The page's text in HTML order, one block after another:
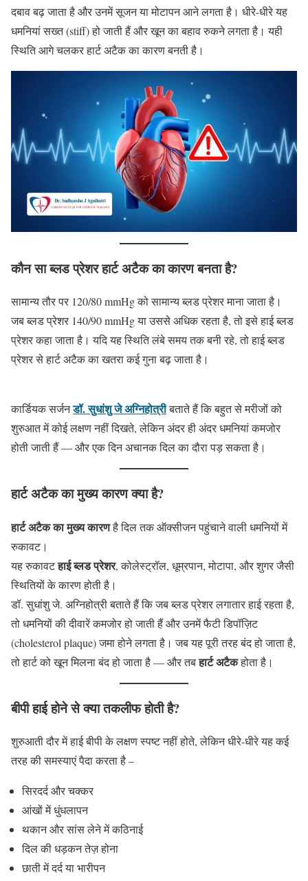
दबाव बढ़ जाता है और उनमें सूजन या मोटापन आने लगता है। धीरे-धीरे यह
धमनियां सख्त (stiff) हो जाती हैं और खून का बहाव रुकने लगता है। यही
स्थिति आगे चलकर हार्ट अटैक का कारण बनती है।
कौन सा ब्लड प्रेशर हार्ट अटैक का कारण बनता है?
सामान्य तौर पर 120/80 mmHg को सामान्य ब्लड प्रेशर माना जाता है।
जब ब्लड प्रेशर 140/90 mmHg या उससे अधिक रहता है, तो इसे हाई ब्लड
प्रेशर कहा जाता है। यदि यह स्थिति लंबे समय तक बनी रहे, तो हाई ब्लड
प्रेशर से हार्ट अटैक का खतरा कई गुना बढ़ जाता है।
कार्डियक सर्जनडॉ. सुधांशु जे अग्निहोत्रीबताते हैं कि बहुत से मरीजों को
शुरुआत में कोई लक्षण नहीं दिखते, लेकिन अंदर ही अंदर धमनियां कमजोर
होती जाती हैं — और एक दिन अचानक दिल का दौरा पड़ सकता है।
हार्ट अटैक का मुख्य कारण क्या है?
हार्ट अटैक का मुख्य कारणहै दिल तक ऑक्सीजन पहुंचाने वाली धमनियों में
रुकावट।
यह रुकावटहाई ब्लड प्रेशर, कोलेस्ट्रॉल, धूम्रपान, मोटापा, और शुगर जैसी
स्थितियों के कारण होती है।
डॉ. सुधांशु जे. अग्निहोत्री बताते हैं कि जब ब्लड प्रेशर लगातार हाई रहता है,
तो धमनियों की दीवारें कमजोर हो जाती हैं और उनमें फैटी डिपॉज़िट
(cholesterol plaque) जमा होने लगता है। जब यह पूरी तरह बंद हो जाता है,
तो हार्ट को खून मिलना बंद हो जाता है — और तबहार्ट अटैकहोता है।
बीपी हाई होने से क्या तकलीफ होती है?
शुरुआती दौर में हाई बीपी के लक्षण स्पष्ट नहीं होते, लेकिन धीरे-धीरे यह कई
तरह की समस्याएं पैदा करता है –
सिरदर्द और चक्कर
आंखों में धुंधलापन
थकान और सांस लेने में कठिनाई
दिल की धड़कन तेज़ होना
छाती में दर्द या भारीपन